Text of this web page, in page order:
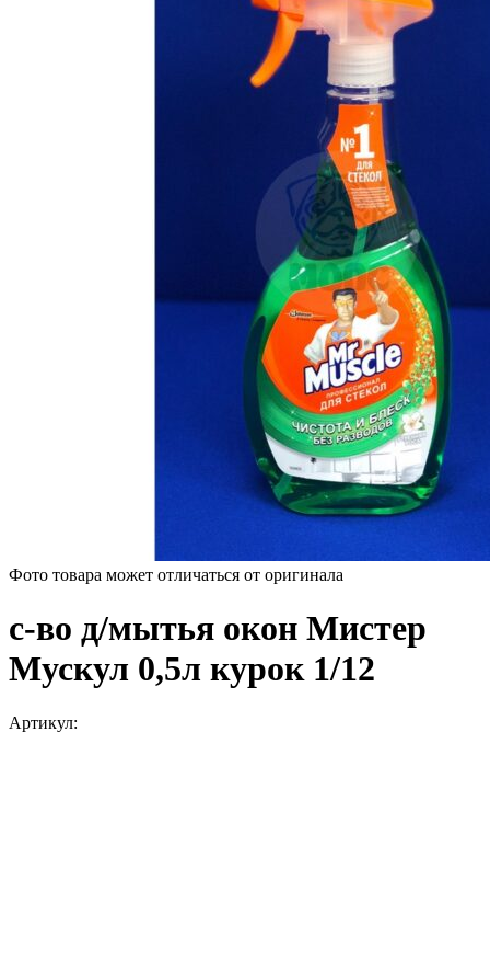
Фото товара может отличаться от оригинала
с-во д/мытья окон Мистер
Мускул 0,5л курок 1/12
Артикул: